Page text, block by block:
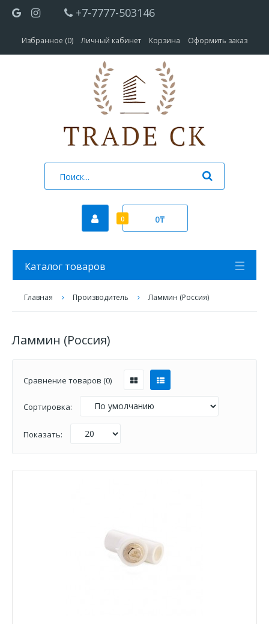
+7-7777-503146
Избранное (0) Личный кабинет Корзина Оформить заказ
0 0₸
Каталог товаров
Главная Производитель Ламмин (Россия)
Ламмин (Россия)
Сравнение товаров (0)
Сортировка:
Показать: